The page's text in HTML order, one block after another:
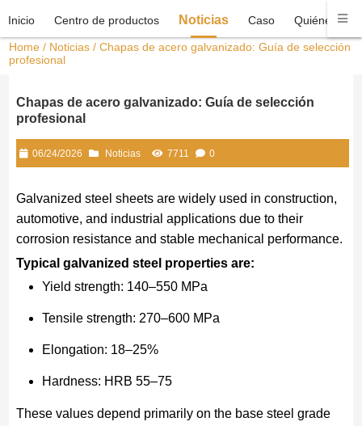
Inicio Centro de productos Noticias Caso Quiénes
Home / Noticias / Chapas de acero galvanizado: Guía de selección
profesional
Chapas de acero galvanizado: Guía de selección
profesional
06/24/2026 Noticias 7711 0
Galvanized steel sheets are widely used in construction,
automotive, and industrial applications due to their
corrosion resistance and stable mechanical performance.
Typical galvanized steel properties are:
Yield strength: 140–550 MPa
Tensile strength: 270–600 MPa
Elongation: 18–25%
Hardness: HRB 55–75
These values depend primarily on the base steel grade